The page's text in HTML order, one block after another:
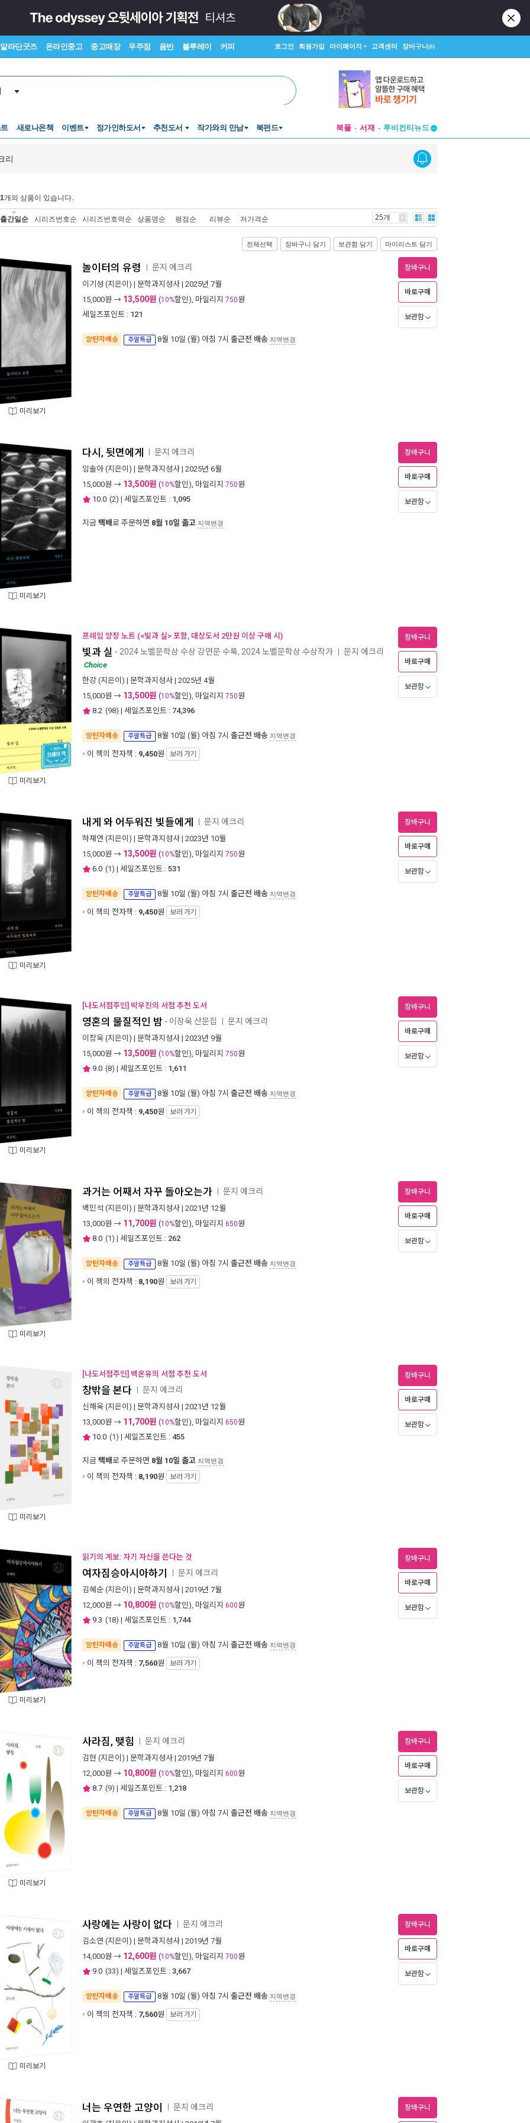
알라딘굿즈 온라인중고 중고매장 우주점 음반 블루레이 커피 로그인 회원가입 마이페이지 고객센터 장바구니(0)
새로나온책 이벤트 정가인하도서 추천도서 작가와의 만남 북펀드 북플 서재
투비컨티뉴드
투비컨티뉴드
리
개의 상품이 있습니다.
출간일순 시리즈번호순 시리즈번호역순 상품명순 평점순 리뷰순 저가격순 25개
전체선택 장바구니 담기 보관함 담기 마이리스트 담기
미리보기
놀이터의 유령 문지 에크리
이기성 (지은이) | 문학과지성사 | 2025년 7월
15,000원 → 13,500원 (10%할인), 마일리지 750원
세일즈포인트 : 121
양탄자배송 주말특급 8월 10일 (월) 아침 7시 출근전 배송 지역변경
장바구니
바로구매
보관함
미리보기
다시, 뒷면에게 문지 에크리
임솔아 (지은이) | 문학과지성사 | 2025년 6월
15,000원 → 13,500원 (10%할인), 마일리지 750원
10.0 (2) | 세일즈포인트 : 1,095
지금 택배로 주문하면 8월 10일 출고 지역변경
장바구니
바로구매
보관함
미리보기
프레임 양장 노트 (<빛과 실> 포함, 대상도서 2만원 이상 구매 시)
빛과 실 - 2024 노벨문학상 수상 강연문 수록, 2024 노벨문학상 수상작가 문지 에크리
Choice
한강 (지은이) | 문학과지성사 | 2025년 4월
15,000원 → 13,500원 (10%할인), 마일리지 750원
8.2 (98) | 세일즈포인트 : 74,396
양탄자배송 주말특급 8월 10일 (월) 아침 7시 출근전 배송 지역변경
이 책의 전자책 : 9,450원 보러 가기
장바구니
바로구매
보관함
미리보기
내게 와 어두워진 빛들에게 문지 에크리
하재연 (지은이) | 문학과지성사 | 2023년 10월
15,000원 → 13,500원 (10%할인), 마일리지 750원
6.0 (1) | 세일즈포인트 : 531
양탄자배송 주말특급 8월 10일 (월) 아침 7시 출근전 배송 지역변경
이 책의 전자책 : 9,450원 보러 가기
장바구니
바로구매
보관함
미리보기
[나도서점주인] 박우진의 서점 추천 도서
영혼의 물질적인 밤 - 이장욱 산문집 문지 에크리
이장욱 (지은이) | 문학과지성사 | 2023년 9월
15,000원 → 13,500원 (10%할인), 마일리지 750원
9.0 (8) | 세일즈포인트 : 1,611
양탄자배송 주말특급 8월 10일 (월) 아침 7시 출근전 배송 지역변경
이 책의 전자책 : 9,450원 보러 가기
장바구니
바로구매
보관함
미리보기
과거는 어째서 자꾸 돌아오는가 문지 에크리
백민석 (지은이) | 문학과지성사 | 2021년 12월
13,000원 → 11,700원 (10%할인), 마일리지 650원
8.0 (1) | 세일즈포인트 : 262
양탄자배송 주말특급 8월 10일 (월) 아침 7시 출근전 배송 지역변경
이 책의 전자책 : 8,190원 보러 가기
장바구니
바로구매
보관함
미리보기
[나도서점주인] 백온유의 서점 추천 도서
창밖을 본다 문지 에크리
신해욱 (지은이) | 문학과지성사 | 2021년 12월
13,000원 → 11,700원 (10%할인), 마일리지 650원
10.0 (1) | 세일즈포인트 : 455
지금 택배로 주문하면 8월 10일 출고 지역변경
이 책의 전자책 : 8,190원 보러 가기
장바구니
바로구매
보관함
미리보기
읽기의 계보: 자기 자신을 쓴다는 것
여자짐승아시아하기 문지 에크리
김혜순 (지은이) | 문학과지성사 | 2019년 7월
12,000원 → 10,800원 (10%할인), 마일리지 600원
9.3 (18) | 세일즈포인트 : 1,744
양탄자배송 주말특급 8월 10일 (월) 아침 7시 출근전 배송 지역변경
이 책의 전자책 : 7,560원 보러 가기
장바구니
바로구매
보관함
미리보기
사라짐, 맺힘 문지 에크리
김현 (지은이) | 문학과지성사 | 2019년 7월
12,000원 → 10,800원 (10%할인), 마일리지 600원
8.7 (9) | 세일즈포인트 : 1,218
양탄자배송 주말특급 8월 10일 (월) 아침 7시 출근전 배송 지역변경
장바구니
바로구매
보관함
미리보기
사랑에는 사랑이 없다 문지 에크리
김소연 (지은이) | 문학과지성사 | 2019년 7월
14,000원 → 12,600원 (10%할인), 마일리지 700원
9.0 (33) | 세일즈포인트 : 3,667
양탄자배송 주말특급 8월 10일 (월) 아침 7시 출근전 배송 지역변경
이 책의 전자책 : 7,560원 보러 가기
장바구니
바로구매
보관함
너는 우연한 고양이 문지 에크리 장바구니